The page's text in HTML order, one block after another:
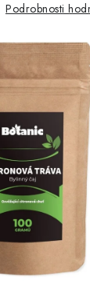
Podrobnosti